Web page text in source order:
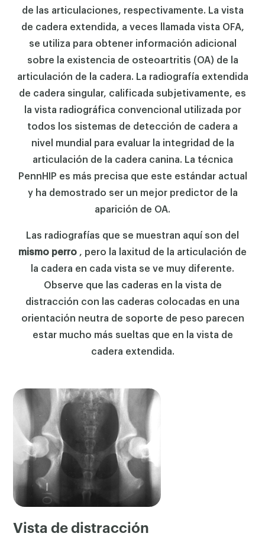
de las articulaciones, respectivamente. La vista
de cadera extendida, a veces llamada vista OFA,
se utiliza para obtener información adicional
sobre la existencia de osteoartritis (OA) de la
articulación de la cadera. La radiografía extendida
de cadera singular, calificada subjetivamente, es
la vista radiográfica convencional utilizada por
todos los sistemas de detección de cadera a
nivel mundial para evaluar la integridad de la
articulación de la cadera canina. La técnica
PennHIP es más precisa que este estándar actual
y ha demostrado ser un mejor predictor de la
aparición de OA.
Las radiografías que se muestran aquí son del
mismo perro , pero la laxitud de la articulación de
la cadera en cada vista se ve muy diferente.
Observe que las caderas en la vista de
distracción con las caderas colocadas en una
orientación neutra de soporte de peso parecen
estar mucho más sueltas que en la vista de
cadera extendida.
Vista de distracción